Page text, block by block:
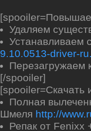
Удаляем
Устанавливаем
9.10.0513-driver-
Перезагружаем
[/spooiler]
[spooiler=Скачать
Полная
Шмеля http://
Репак от Fenixx